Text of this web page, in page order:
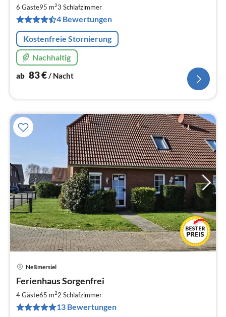
6 Gäste95 m23 Schlafzimmer
4 Bewertungen
Kostenfreie Stornierung
Nachhaltig
ab 83€/ Nacht
Neßmersiel
Ferienhaus Sorgenfrei
4 Gäste65 m22 Schlafzimmer
13 Bewertungen